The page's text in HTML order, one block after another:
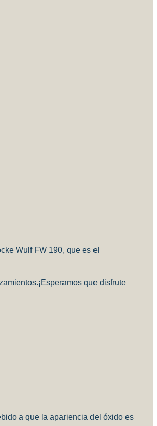
Wulf FW 190, que es el
¡Esperamos que disfrute
a que la apariencia del óxido es